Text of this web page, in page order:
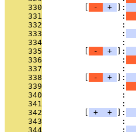
     330
- + ]:
     331
                 :
     332
:
     333
                 :
     334
:
     335
- + ]:
     336
                 :
     337
:
     338
- + ]:
     339
                 :
     340
:
     341
:
     342
+ + ]:
     343
:
     344
                 :